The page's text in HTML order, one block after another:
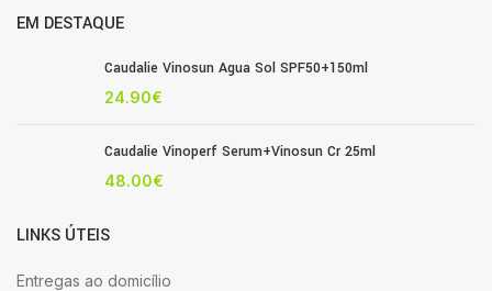
EM DESTAQUE
Caudalie Vinosun Agua Sol SPF50+150ml
24.90€
Caudalie Vinoperf Serum+Vinosun Cr 25ml
48.00€
LINKS ÚTEIS
Entregas ao domicílio